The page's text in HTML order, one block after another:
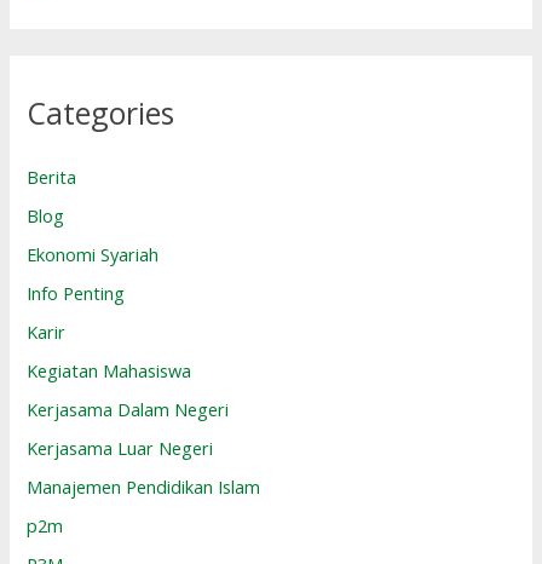
Categories
Berita
Blog
Ekonomi Syariah
Info Penting
Karir
Kegiatan Mahasiswa
Kerjasama Dalam Negeri
Kerjasama Luar Negeri
Manajemen Pendidikan Islam
p2m